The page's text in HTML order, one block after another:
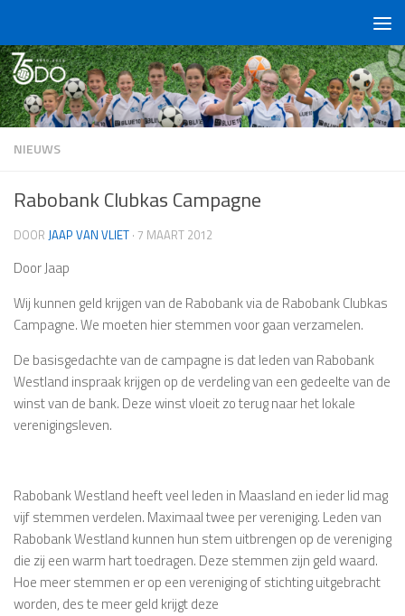
NIEUWS
Rabobank Clubkas Campagne
DOOR JAAP VAN VLIET · 7 MAART 2012
Door Jaap
Wij kunnen geld krijgen van de Rabobank via de Rabobank Clubkas
Campagne. We moeten hier stemmen voor gaan verzamelen.
De basisgedachte van de campagne is dat leden van Rabobank
Westland inspraak krijgen op de verdeling van een gedeelte van de
winst van de bank. Deze winst vloeit zo terug naar het lokale
verenigingsleven.
Rabobank Westland heeft veel leden in Maasland en ieder lid mag
vijf stemmen verdelen. Maximaal twee per vereniging. Leden van
Rabobank Westland kunnen hun stem uitbrengen op de vereniging
die zij een warm hart toedragen. Deze stemmen zijn geld waard.
Hoe meer stemmen er op een vereniging of stichting uitgebracht
worden, des te meer geld krijgt deze